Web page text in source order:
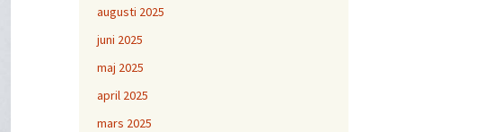
augusti 2025
juni 2025
maj 2025
april 2025
mars 2025